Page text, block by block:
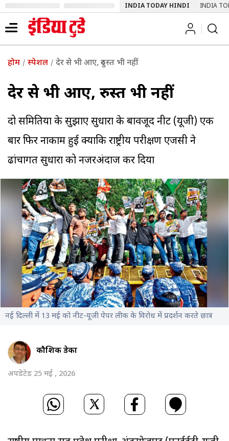
INDIA TODAY HINDI INDIA
होम स्पेशल देर से भी आए, दुरुस्त भी नहीं
देर से भी आए, दुरुस्त भी नहीं
दो समितियों के सुझाए सुधारों के बावजूद नीट (यूजी) एक
बार फिर नाकाम हुई क्योंकि राष्ट्रीय परीक्षण एजेंसी ने
ढांचागत सुधारों को नजरअंदाज कर दिया
नई दिल्ली में 13 मई को नीट-यूजी पेपर लीक के विरोध में प्रदर्शन करते छात्र
कौशिक डेका
अपडेटेड 25 मई , 2026